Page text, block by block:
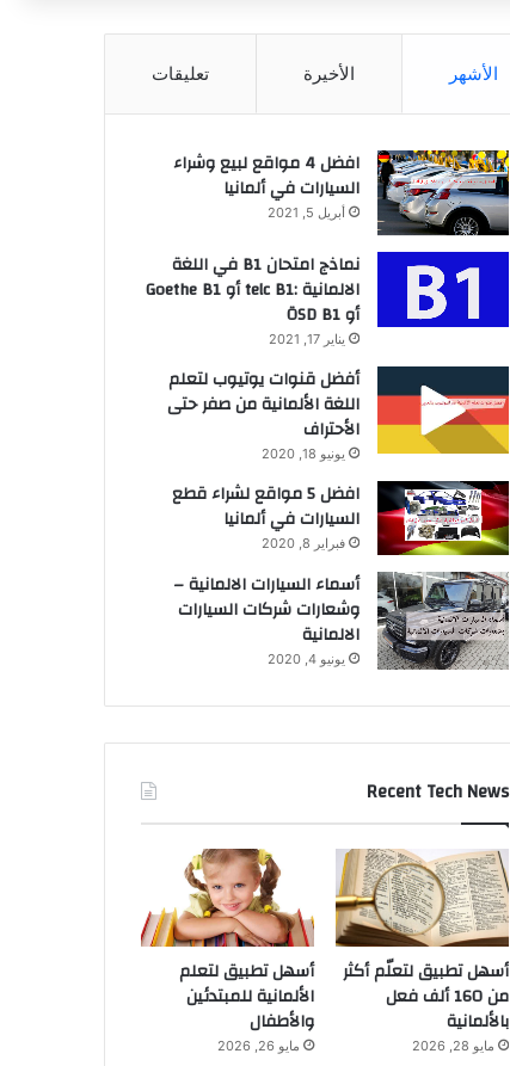
الأشهر الأخيرة تعليقات
افضل 4 مواقع لبيع وشراء
السيارات في ألمانيا
أبريل 5, 2021
نماذج امتحان B1 في اللغة
الالمانية :telc B1 أو Goethe B1
أو ÖSD B1
يناير 17, 2021
أفضل قنوات يوتيوب لتعلم
اللغة الألمانية من صفر حتى
الأحتراف
يونيو 18, 2020
افضل 5 مواقع لشراء قطع
السيارات في ألمانيا
فبراير 8, 2020
أسماء السيارات الالمانية –
وشعارات شركات السيارات
الالمانية
يونيو 4, 2020
Recent Tech News
أسهل تطبيق لتعلّم أكثر
من 160 ألف فعل
بالألمانية
مايو 28, 2026
أسهل تطبيق لتعلم
الألمانية للمبتدئين
والأطفال
مايو 26, 2026